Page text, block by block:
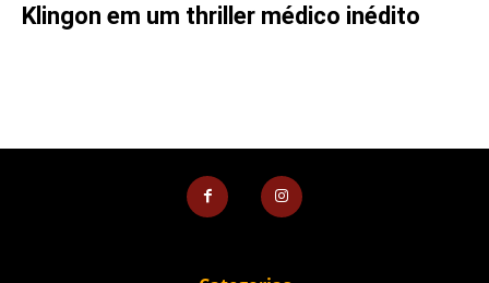
Klingon em um thriller médico inédito